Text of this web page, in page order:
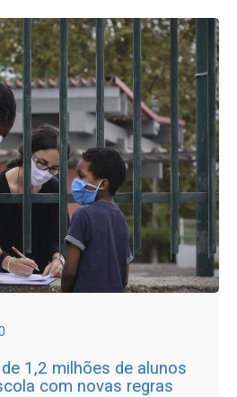
1,2 milhões de alunos
com novas regras